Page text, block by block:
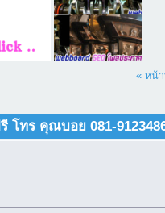
« หน้
โทร คุณบอย 081-